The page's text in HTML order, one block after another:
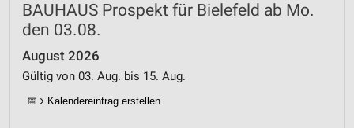
BAUHAUS Prospekt für Bielefeld ab Mo.
den 03.08.
August 2026
Gültig von 03. Aug. bis 15. Aug.
📅 Kalendereintrag erstellen